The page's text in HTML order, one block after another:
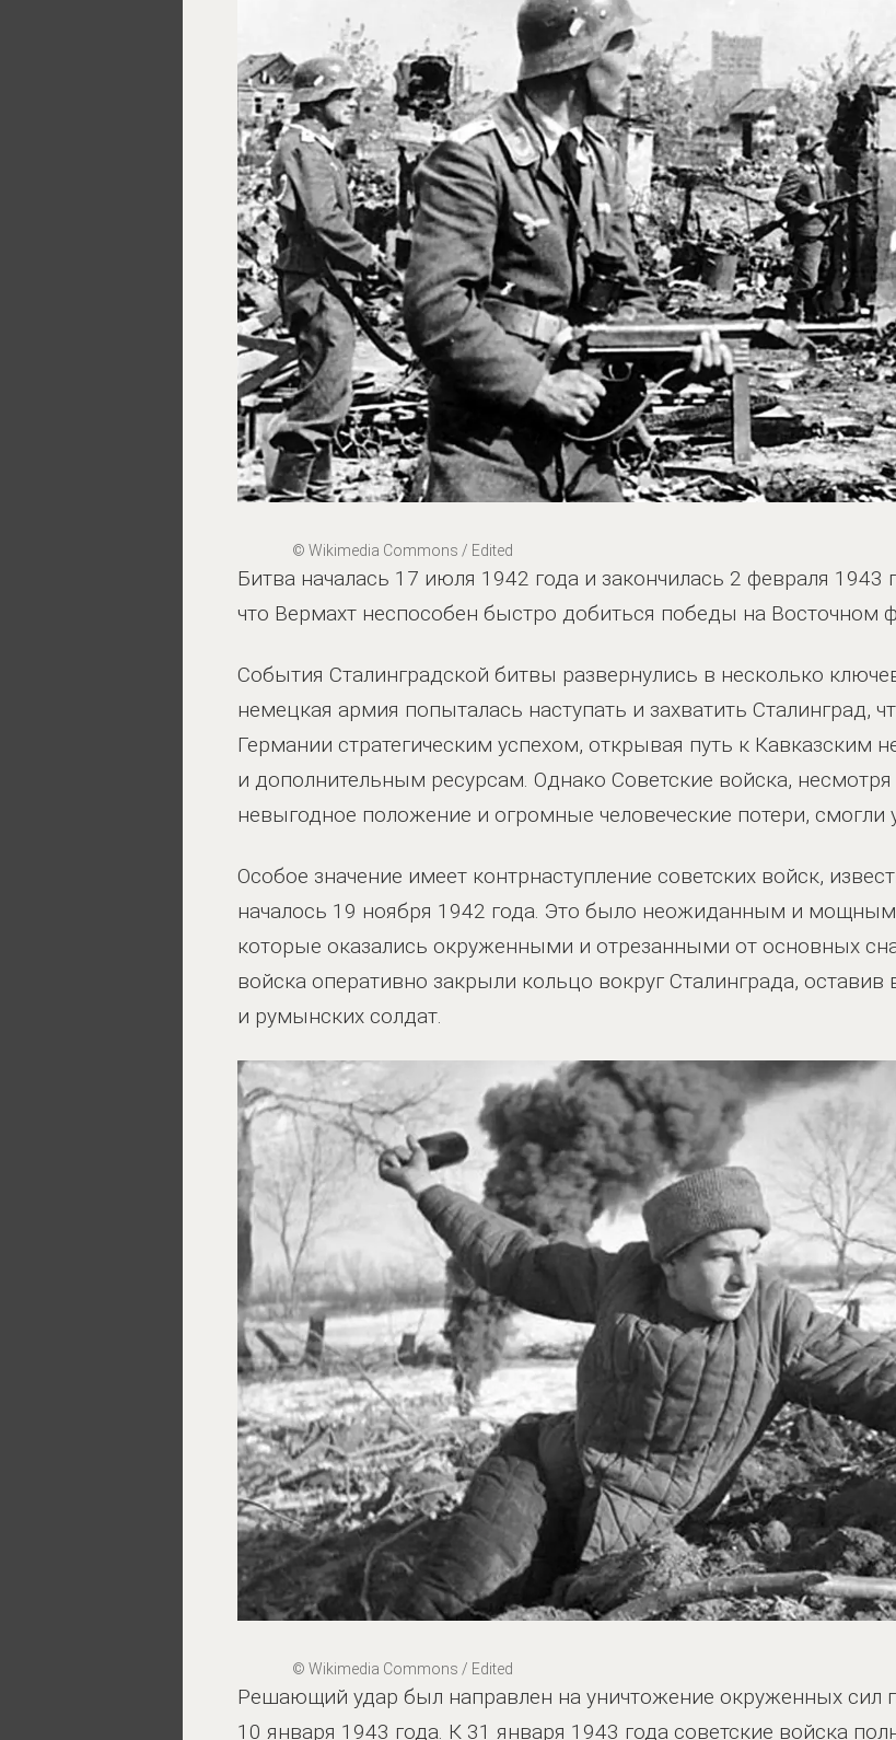
© Wikimedia Commons / Edited
Битва началась 17 июля 1942 года и закончилась 2 февраля 1943
что Вермахт неспособен быстро добиться победы на Восточном
События Сталинградской битвы развернулись в несколько
немецкая армия попыталась наступать и захватить Сталинград,
Германии стратегическим успехом, открывая путь к
и дополнительным ресурсам. Однако Советские войска, несмотря
невыгодное положение и огромные человеческие потери, смогли
Особое значение имеет контрнаступление советских войск,
началось 19 ноября 1942 года. Это было неожиданным и
которые оказались окруженными и отрезанными от основных
войска оперативно закрыли кольцо вокруг Сталинграда,
и румынских солдат.
© Wikimedia Commons / Edited
Решающий удар был направлен на уничтожение окруженных сил
10 января 1943 года. К 31 января 1943 года советские войска